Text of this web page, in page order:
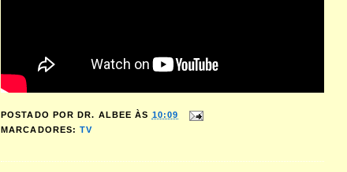
POSTADO POR DR. ALBEE ÀS 10:09
MARCADORES:TV